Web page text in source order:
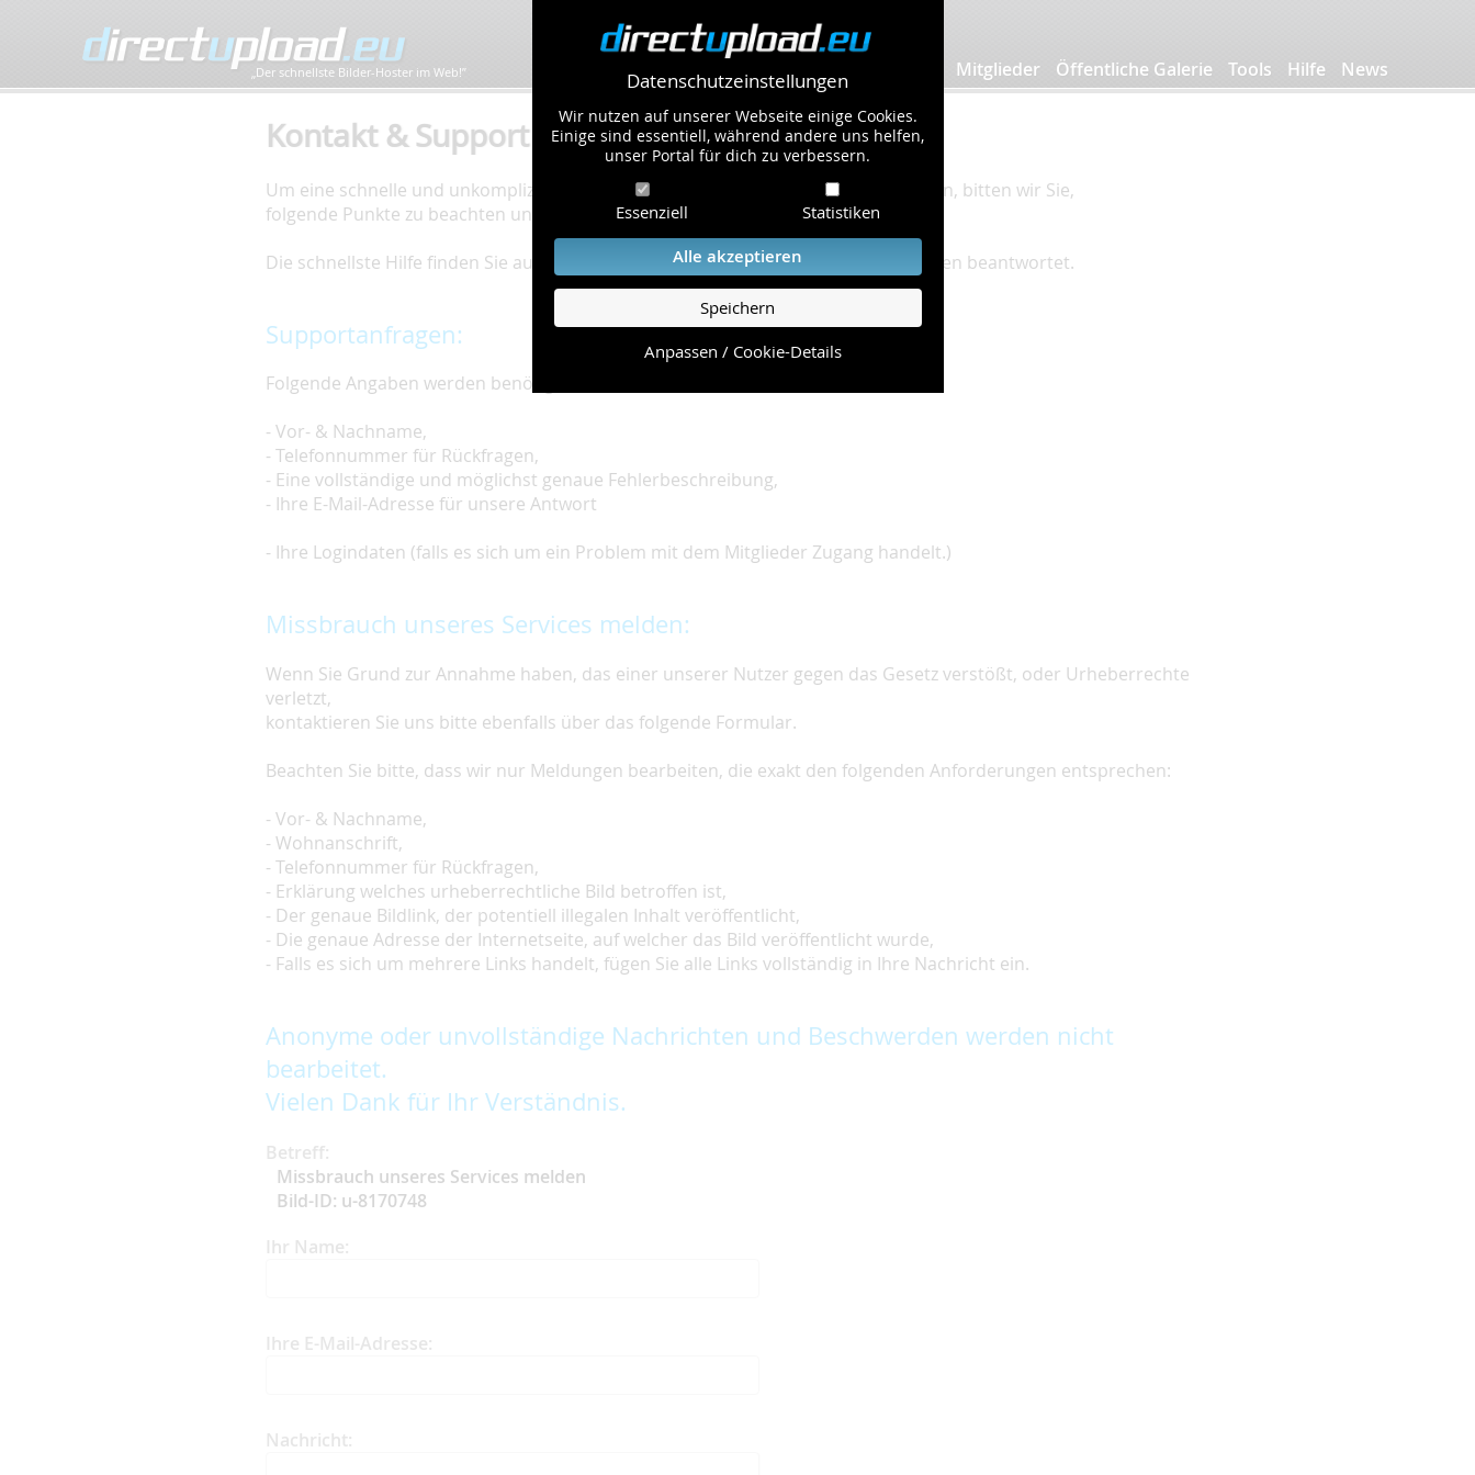
Datenschutzeinstellungen
Wir nutzen auf unserer Webseite einige Cookies.
Einige sind essentiell, während andere uns helfen,
unser Portal für dich zu verbessern.
Essenziell Statistiken
Alle akzeptieren
Speichern
Anpassen / Cookie-Details
„Der schnellste Bilder-Hoster im Web!” Mitglieder Öffentliche Galerie Tools Hilfe News
Kontakt & Support
Um eine schnelle und unkomplizierte Bearbeitung Ihres Problems zu gewährleisten, bitten wir Sie,
folgende Punkte zu beachten und einzuhalten.
Die schnellste Hilfe finden Sie auf unserer
Hilfe Seite, die die häufig gestellten Fragen beantwortet.
Supportanfragen:
Folgende Angaben werden benötigt:
- Vor- & Nachname,
- Telefonnummer für Rückfragen,
- Eine vollständige und möglichst genaue Fehlerbeschreibung,
- Ihre E-Mail-Adresse für unsere Antwort
- Ihre Logindaten (falls es sich um ein Problem mit dem Mitglieder Zugang handelt.)
Missbrauch unseres Services melden:
Wenn Sie Grund zur Annahme haben, das einer unserer Nutzer gegen das Gesetz verstößt, oder Urheberrechte
verletzt,
kontaktieren Sie uns bitte ebenfalls über das folgende Formular.
Beachten Sie bitte, dass wir nur Meldungen bearbeiten, die exakt den folgenden Anforderungen entsprechen:
- Vor- & Nachname,
- Wohnanschrift,
- Telefonnummer für Rückfragen,
- Erklärung welches urheberrechtliche Bild betroffen ist,
- Der genaue Bildlink, der potentiell illegalen Inhalt veröffentlicht,
- Die genaue Adresse der Internetseite, auf welcher das Bild veröffentlicht wurde,
- Falls es sich um mehrere Links handelt, fügen Sie alle Links vollständig in Ihre Nachricht ein.
Anonyme oder unvollständige Nachrichten und Beschwerden werden nicht
bearbeitet.
Vielen Dank für Ihr Verständnis.
Betreff:
Missbrauch unseres Services melden
Bild-ID: u-8170748
Ihr Name:
Ihre E-Mail-Adresse:
Nachricht: